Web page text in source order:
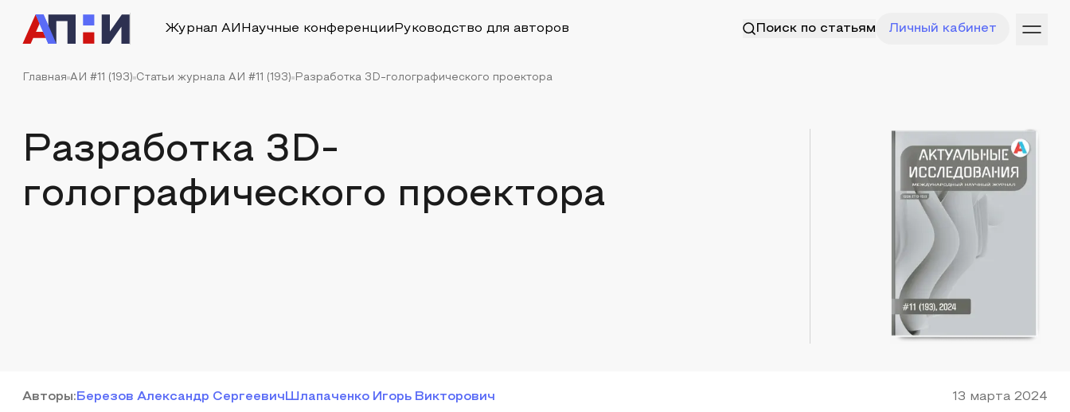
Журнал АИ Научные конференции Руководство для авторов Поиск по статьям Личный кабинет
Главная АИ #11 (193) Статьи журнала АИ #11 (193) Разработка 3D-голографического проектора
Разработка 3D-
голографического проектора
Авторы: Березов Александр Сергеевич Шлапаченко Игорь Викторович 13 марта 2024